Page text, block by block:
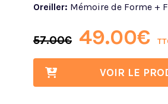
Oreiller: Mémoire de Forme +
57.00€ 49.00€
VOIR LE